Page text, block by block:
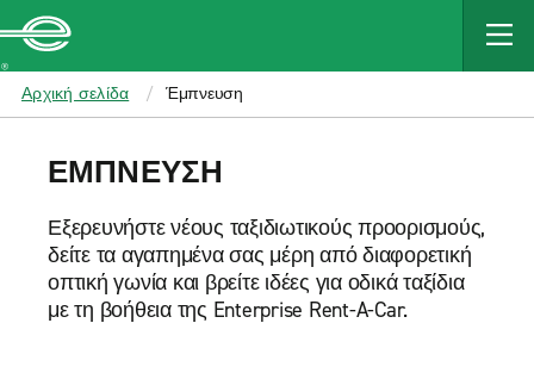
MAIN
CONTENT
Enterprise
Αρχική σελίδα Έμπνευση
ΕΜΠΝΕΥΣΗ
Εξερευνήστε νέους ταξιδιωτικούς προορισμούς,
δείτε τα αγαπημένα σας μέρη από διαφορετική
οπτική γωνία και βρείτε ιδέες για οδικά ταξίδια
με τη βοήθεια της Enterprise Rent-A-Car.